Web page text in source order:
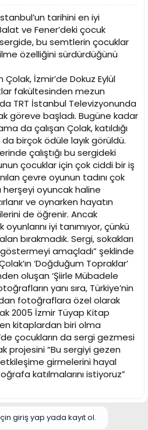
tarihini en iyi
ve Fener’deki çocuk
bu semtlerin çocuklar
özelliğini sürdürdüğünü
İzmir’de Dokuz Eylül
fakültesinden mezun
TRT İstanbul Televizyonunda
göreve başladı. Bugüne kadar
da çalışan Çolak, katıldığı
birçok ödüle layık görüldü.
çalıştığı bu sergideki
çocuklar için çok ciddi bir iş
çevre oyunun tadını çok
oyuncak haline
ve oynarken hayatın
de öğrenir. Ancak
iyi tanımıyor, çünkü
bırakmadık. Sergi, sokakları
amaçladı” şeklinde
‘Doğduğum Topraklar’
oluşan ‘Şiirle Mübadele
yanı sıra, Türkiye’nin
fotoğraflara özel olarak
2005 İzmir Tüyap Kitap
kitaplardan biri olma
çocukların da sergi gezmesi
projesini “Bu sergiyi gezen
girmelerini hayal
katılmalarını istiyoruz”
giriş yap yada kayıt ol.